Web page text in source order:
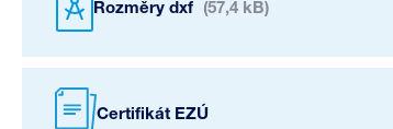
Rozměry dxf (57,4 kB)
Certifikát EZÚ